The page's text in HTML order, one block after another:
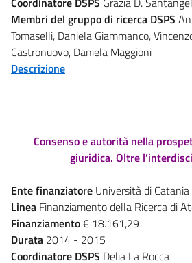
Membri del gruppo di ricerca DSPS
Tomaselli, Daniela Giammanco,
Castronuovo, Daniela Maggioni
Descrizione
Consenso e autorità nella
giuridica. Oltre
Ente finanziatore Università di Catania
Linea Finanziamento della Ricerca di
Finanziamento€ 18.161,29
Durata 2014 - 2015
Coordinatore DSPS Delia La Rocca